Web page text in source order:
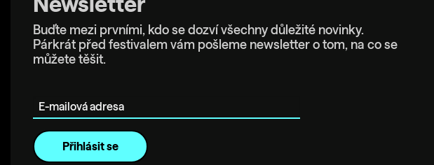
Newsletter
Buďte mezi prvními, kdo se dozví všechny důležité novinky.
Párkrát před festivalem vám pošleme newsletter o tom, na co se
můžete těšit.